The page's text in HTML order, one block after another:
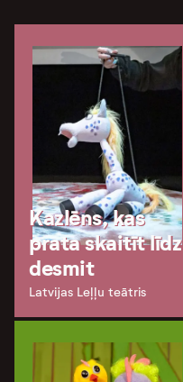
Kazlēns, kas
prata skaitīt līdz
desmit
Latvijas Leļļu teātris